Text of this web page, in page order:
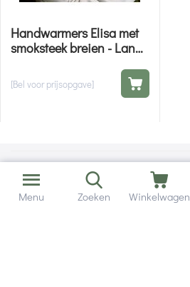
Handwarmers Elisa met
smoksteek breien - Lang
[Bel voor prijsopgave]
Menu Zoeken Winkelwagen